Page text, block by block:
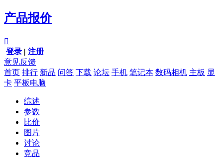
产品报价

登录 | 注册
意见反馈
首页 排行 新品 问答 下载 论坛 手机 笔记本 数码相机 主板 显
卡 平板电脑
综述
参数
比价
图片
讨论
竞品